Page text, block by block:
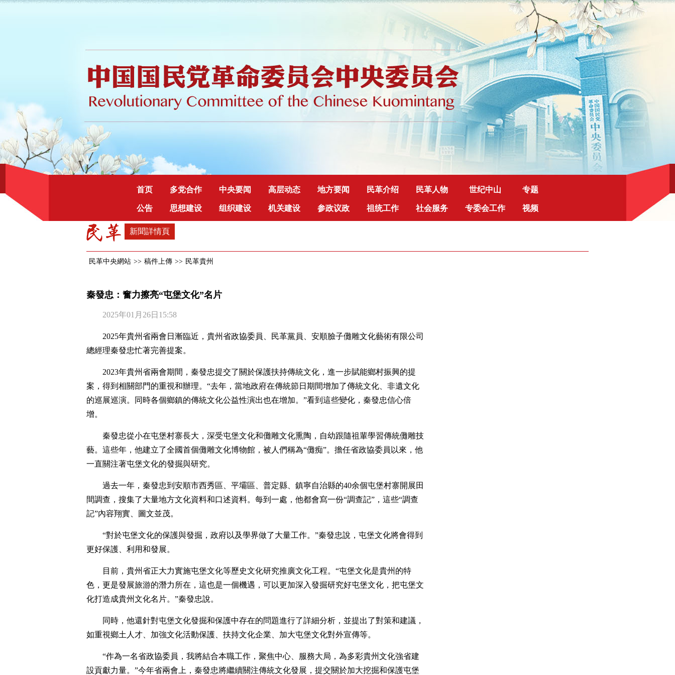
首页 多党合作 中央要闻 高层动态 地方要闻 民革介绍 民革人物 世纪中山 专题
公告 思想建设 组织建设 机关建设 参政议政 祖统工作 社会服务 专委会工作 视频
新聞詳情頁
民革中央網站 >> 稿件上傳 >> 民革貴州
秦發忠：奮力擦亮“屯堡文化”名片
2025年01月26日15:58
2025年貴州省兩會日漸臨近，貴州省政協委員、民革黨員、安順臉子儺雕文化藝術有限公司
總經理秦發忠忙著完善提案。
2023年貴州省兩會期間，秦發忠提交了關於保護扶持傳統文化，進一步賦能鄉村振興的提
案，得到相關部門的重視和辦理。“去年，當地政府在傳統節日期間增加了傳統文化、非遺文化
的巡展巡演。同時各個鄉鎮的傳統文化公益性演出也在增加。”看到這些變化，秦發忠信心倍
增。
秦發忠從小在屯堡村寨長大，深受屯堡文化和儺雕文化熏陶，自幼跟隨祖輩學習傳統儺雕技
藝。這些年，他建立了全國首個儺雕文化博物館，被人們稱為“儺痴”。擔任省政協委員以來，他
一直關注著屯堡文化的發掘與研究。
過去一年，秦發忠到安順市西秀區、平壩區、普定縣、鎮寧自治縣的40余個屯堡村寨開展田
間調查，搜集了大量地方文化資料和口述資料。每到一處，他都會寫一份“調查記”，這些“調查
記”內容翔實、圖文並茂。
“對於屯堡文化的保護與發掘，政府以及學界做了大量工作。”秦發忠說，屯堡文化將會得到
更好保護、利用和發展。
目前，貴州省正大力實施屯堡文化等歷史文化研究推廣文化工程。“屯堡文化是貴州的特
色，更是發展旅游的潛力所在，這也是一個機遇，可以更加深入發掘研究好屯堡文化，把屯堡文
化打造成貴州文化名片。”秦發忠說。
同時，他還針對屯堡文化發掘和保護中存在的問題進行了詳細分析，並提出了對策和建議，
如重視鄉土人才、加強文化活動保護、扶持文化企業、加大屯堡文化對外宣傳等。
“作為一名省政協委員，我將結合本職工作，聚焦中心、服務大局，為多彩貴州文化強省建
設貢獻力量。”今年省兩會上，秦發忠將繼續關注傳統文化發展，提交關於加大挖掘和保護屯堡